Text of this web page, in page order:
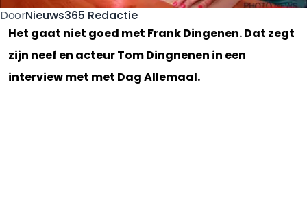
DoorNieuws365 Redactie
Het gaat niet goed met Frank Dingenen. Dat zegt
zijn neef en acteur Tom Dingnenen in een
interview met met Dag Allemaal.